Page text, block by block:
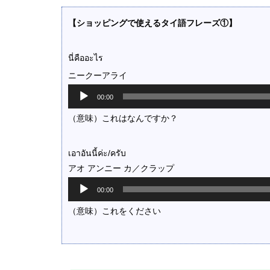
【ショッピングで使えるタイ語フレーズ①】
นี่คืออะไร
ニークーアライ
プ
レ
ヤ
00:00
（意味）これはなんですか？
เอาอันนี้ค่ะ/ครับ
アオ アンニー カ／クラップ
プ
レ
ヤ
00:00
（意味）これをください